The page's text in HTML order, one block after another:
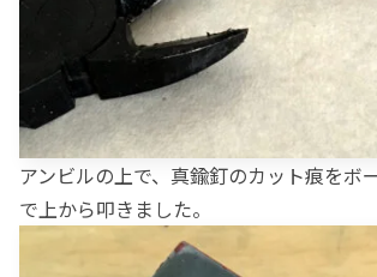
アンビルの上で、真鍮釘のカット痕をボ
で上から叩きました。